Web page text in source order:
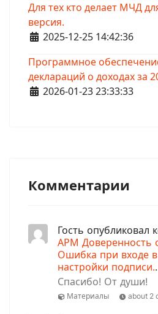
Для тех кто делает МЧД
версия.
Информация о материале
2025-12-25 14:42:36
Программное
деклараций о доходах за
Информация о материале
2026-01-23 23:33:33
Комментарии
Гость опубликовал
АРМ Доверенность
Ошибка при входе
настройки подписи..
Спасибо! От души!
Материалы about 2